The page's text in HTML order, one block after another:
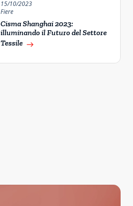
15/10/2023
Fiere
Cisma Shanghai 2023:
illuminando il Futuro del Settore
Tessile east